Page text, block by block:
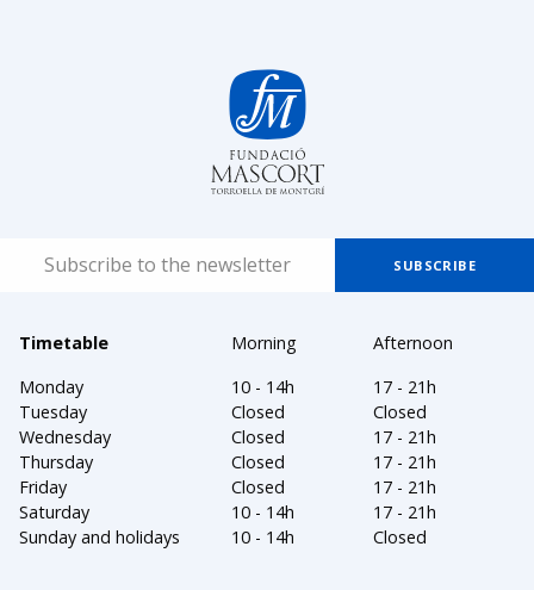
Timetable Morning
Afternoon
Monday
10 - 14h
17 - 21h
Tuesday
Closed
Closed
Wednesday
Closed
17 - 21h
Thursday
Closed
17 - 21h
Friday
Closed
17 - 21h
Saturday
10 - 14h
17 - 21h
Sunday and holidays
10 - 14h Closed